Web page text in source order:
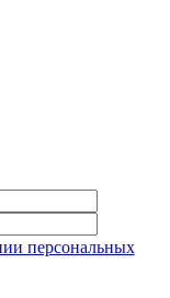
персональных